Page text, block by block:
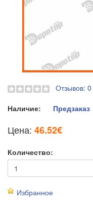
Отзывов: 0
Наличие:
Предзаказ
Цена: 46.52€
Количество:
Избранное